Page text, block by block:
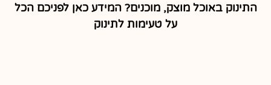
התינוק באוכל מוצק, מוכנים? המידע כאן לפניכם הכל
על טעימות לתינוק